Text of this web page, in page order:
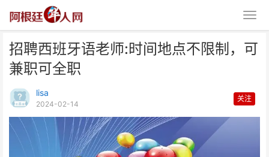
招聘西班牙语老师:时间地点不限制，可
兼职可全职
lisa
2024-02-14
关注
招聘西班牙语老师:时间地点不限